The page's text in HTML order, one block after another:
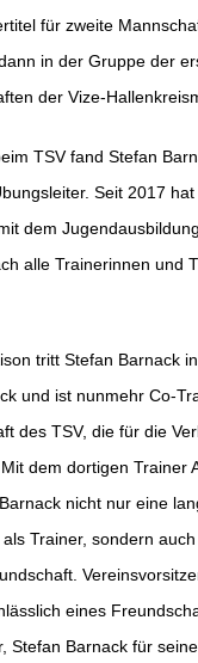
für zweite
in der Gruppe der
der Vize-
TSV fand Stefan
Seit 2017
dem
alle Trainerinnen und
tritt Stefan Barnack
und ist nunmehr Co-
des TSV, die für die
dem dortigen Trainer
nicht nur eine
Trainer, sondern
eines
Stefan Barnack für